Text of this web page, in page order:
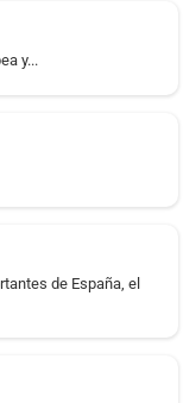
y...
de España, el